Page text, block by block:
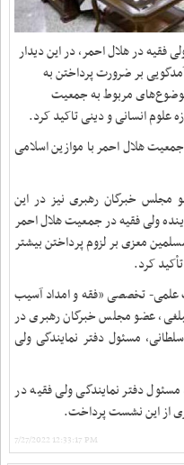
فقیه در هلال احمر، در این دیدار
بر ضرورت پرداختن به
مربوط به جمعیت
علوم انسانی و دینی تاکید کرد.
هلال احمر با موازین اسلامی
مجلس خبرگان رهبری نیز در این
ولی فقیه در جمعیت هلال احمر
معزی بر لزوم پرداختن بیشتر
کرد.
علمی- تخصصی «فقه و امداد آسیب
عضو مجلس خبرگان رهبری در
مسئول دفتر نمایندگی ولی
دفتر نمایندگی ولی فقیه در
از این نشست پرداخت.
7/27/2022 12:33:17 PM